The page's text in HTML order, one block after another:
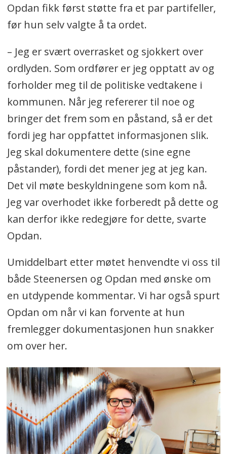
Opdan fikk først støtte fra et par partifeller,
før hun selv valgte å ta ordet.
– Jeg er svært overrasket og sjokkert over
ordlyden. Som ordfører er jeg opptatt av og
forholder meg til de politiske vedtakene i
kommunen. Når jeg refererer til noe og
bringer det frem som en påstand, så er det
fordi jeg har oppfattet informasjonen slik.
Jeg skal dokumentere dette (sine egne
påstander), fordi det mener jeg at jeg kan.
Det vil møte beskyldningene som kom nå.
Jeg var overhodet ikke forberedt på dette og
kan derfor ikke redegjøre for dette, svarte
Opdan.
Umiddelbart etter møtet henvendte vi oss til
både Steenersen og Opdan med ønske om
en utdypende kommentar. Vi har også spurt
Opdan om når vi kan forvente at hun
fremlegger dokumentasjonen hun snakker
om over her.